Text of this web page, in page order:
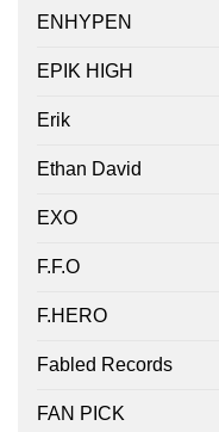
ENHYPEN
EPIK HIGH
Erik
Ethan David
EXO
F.F.O
F.HERO
Fabled Records
FAN PICK